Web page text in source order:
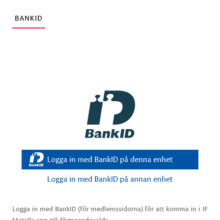
BANKID
Logga in med BankID på annan enhet
Logga in med BankID på denna enhet
Logga in med BankID (för medlemssidorna) för att komma in i IF